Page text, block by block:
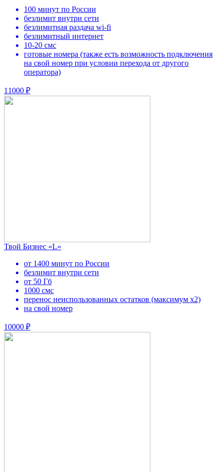
100 минут по России
безлимит внутри сети
безлимитная раздача wi-fi
безлимитный интернет
10-20 смс
готовые номера (также есть возможность подключения
на свой номер при условии перехода от другого
оператора)
11000 ₽
Твой Бизнес «L»
от 1400 минут по России
безлимит внутри сети
от 50 Гб
1000 смс
перенос неиспользованных остатков (максимум х2)
на свой номер
10000 ₽